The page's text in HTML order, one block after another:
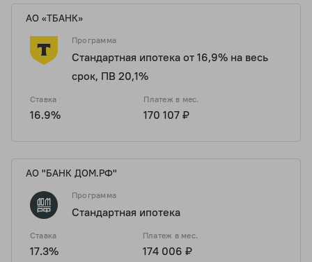
АО «ТБАНК»
Программа
Стандартная ипотека от 16,9% на весь
срок, ПВ 20,1%
Ставка
16.9%
Платеж в мес.
170 107 ₽
АО "БАНК ДОМ.РФ"
Программа
Стандартная ипотека
Ставка
17.3%
Платеж в мес.
174 006 ₽